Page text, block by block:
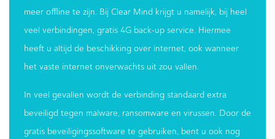
meer offline te zijn. Bij Clear Mind krijgt u namelijk, bij heel
veel verbindingen, gratis 4G back-up service. Hiermee
heeft u altijd de beschikking over internet, ook wanneer
het vaste internet onverwachts uit zou vallen.
In veel gevallen wordt de verbinding standaard extra
beveiligd tegen malware, ransomware en virussen. Door de
gratis beveiligingssoftware te gebruiken, bent u ook nog